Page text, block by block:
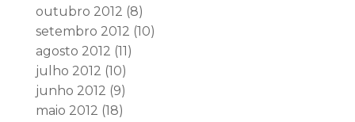
outubro 2012 (8)
setembro 2012 (10)
agosto 2012 (11)
julho 2012 (10)
junho 2012 (9)
maio 2012 (18)